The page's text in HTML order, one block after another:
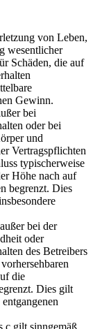
von Leben,
wesentlicher
Schäden, die auf
Gewinn.
bei
oder bei
und
Vertragspflichten
typischerweise
Höhe nach auf
begrenzt. Dies
bei der
oder
des Betreibers
die
Dies gilt
c gilt sinngemäß